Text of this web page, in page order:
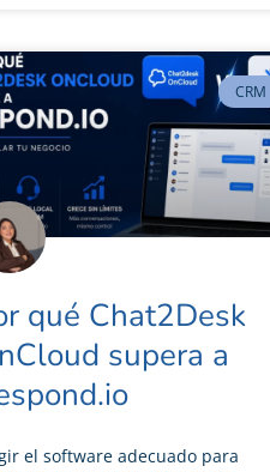
CRM
qué Chat2Desk
supera a
el software adecuado para